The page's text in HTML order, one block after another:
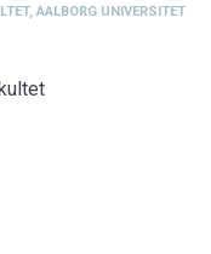
AALBORG UNIVERSITET